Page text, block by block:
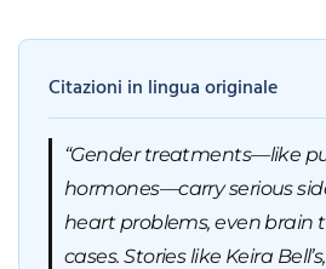
Citazioni in lingua originale
“Gender treatments—like
hormones—carry serious
heart problems, even brain
cases. Stories like Keira